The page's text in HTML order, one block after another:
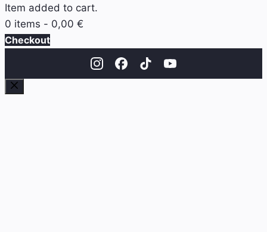
Item added to cart.
0 items - 0,00 €
Checkout
Close